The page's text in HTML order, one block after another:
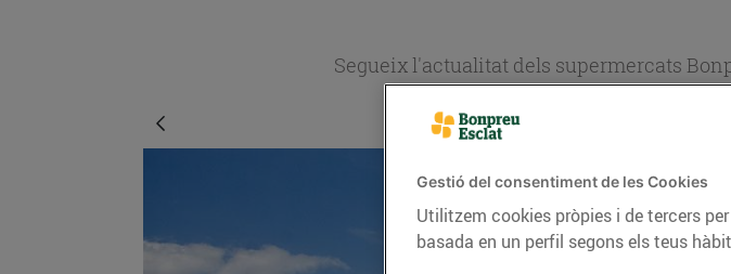
Segueix l'actualitat dels supermercats
Gestió del consentiment de les Cookies
Utilitzem cookies pròpies i de tercers
basada en un perfil segons els teus